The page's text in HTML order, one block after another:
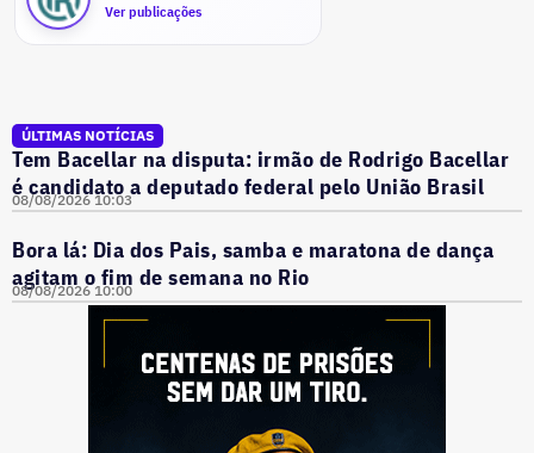
Ver publicações
ÚLTIMAS NOTÍCIAS
Tem Bacellar na disputa: irmão de Rodrigo Bacellar
é candidato a deputado federal pelo União Brasil
08/08/2026 10:03
Bora lá: Dia dos Pais, samba e maratona de dança
agitam o fim de semana no Rio
08/08/2026 10:00